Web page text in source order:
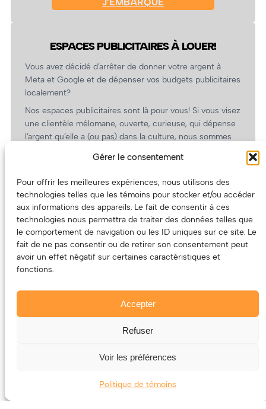
Gérer le consentement
Pour offrir les meilleures expériences, nous utilisons des
technologies telles que les témoins pour stocker et/ou accéder
aux informations des appareils. Le fait de consentir à ces
technologies nous permettra de traiter des données telles que
le comportement de navigation ou les ID uniques sur ce site. Le
fait de ne pas consentir ou de retirer son consentement peut
avoir un effet négatif sur certaines caractéristiques et
fonctions.
Accepter
Refuser
Voir les préférences
Politique de témoins
ESPACES PUBLICITAIRES À LOUER!
Vous avez décidé d’arrêter de donner votre argent à
Meta et Google et de dépenser vos budgets publicitaires
localement?
Nos espaces publicitaires sont là pour vous! Si vous visez
une clientèle mélomane, ouverte, curieuse, qui dépense
l’argent qu’elle a (ou pas) dans la culture, nous sommes
revient.
(Oui, on va avoir des tarifs spéciaux pour vous, les
artistes!)
Le contenu (texte et photos) appartient à ses créatrices et